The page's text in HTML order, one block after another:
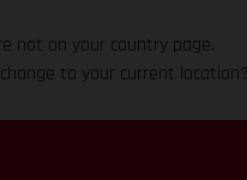
not on your country page.
to your current location?